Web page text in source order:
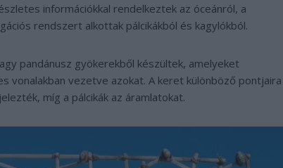
információkkal rendelkeztek az óceánról, a
rendszert alkottak pálcikákból és kagylókból.
pandánusz gyökerekből készültek, amelyeket
vezetve azokat. A keret különböző pontjaira
míg a pálcikák az áramlatokat.